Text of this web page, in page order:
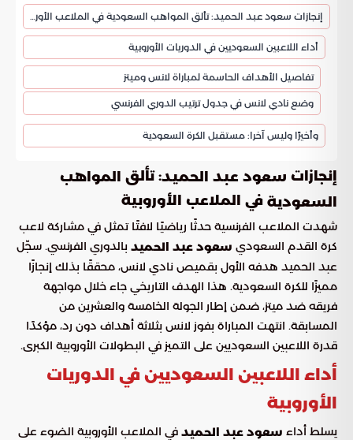
إنجازات سعود عبد الحميد: تألق المواهب السعودية في الملاعب الأوروبية
أداء اللاعبين السعوديين في الدوريات الأوروبية
تفاصيل الأهداف الحاسمة لمباراة لانس وميتز
وضع نادي لانس في جدول ترتيب الدوري الفرنسي
وأخيرًا وليس آخرا: مستقبل الكرة السعودية
إنجازات سعود عبد الحميد: تألق
المواهب
السعودية في الملاعب الأوروبية
شهدت الملاعب الفرنسية حدثًا رياضيًا لافتًا تمثل في مشاركة لاعب
كرة القدم السعودي سعود عبد الحميد بالدوري الفرنسي. سجّل
عبد الحميد هدفه الأول بقميص نادي لانس، محققًا بذلك إنجازًا
مميزًا للكرة السعودية. هذا الهدف التاريخي جاء خلال مواجهة
فريقه ضد ميتز، ضمن إطار الجولة الخامسة والعشرين من
المسابقة. انتهت المباراة بفوز لانس بثلاثة أهداف دون رد، مؤكدًا
قدرة اللاعبين السعوديين على التميز في البطولات الأوروبية الكبرى.
أداء اللاعبين السعوديين في الدوريات
الأوروبية
يسلط أداء سعود عبد الحميد في الملاعب الأوروبية الضوء على